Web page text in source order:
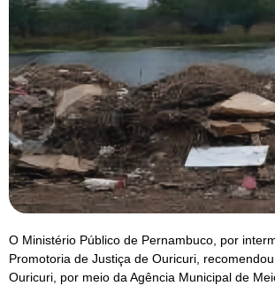
O Ministério Público de Pernambuco, por
Promotoria de Justiça de Ouricuri,
Ouricuri, por meio da Agência Municipal de